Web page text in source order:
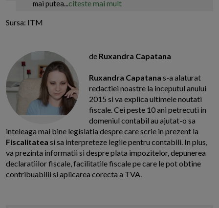
mai putea... citeste mai mult
Sursa: ITM
de Ruxandra Capatana
Ruxandra Capatana s-a alaturat
redactiei noastre la inceputul anului
2015 si va explica ultimele noutati
fiscale. Cei peste 10 ani petrecuti in
domeniul contabil au ajutat-o sa
inteleaga mai bine legislatia despre care scrie in prezent la
Fiscalitatea si sa interpreteze legile pentru contabili. In plus,
va prezinta informatii si despre plata impozitelor, depunerea
declaratiilor fiscale, facilitatile fiscale pe care le pot obtine
contribuabilii si aplicarea corecta a TVA.